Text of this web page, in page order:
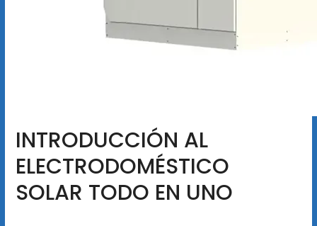
INTRODUCCIÓN AL
ELECTRODOMÉSTICO
SOLAR TODO EN UNO